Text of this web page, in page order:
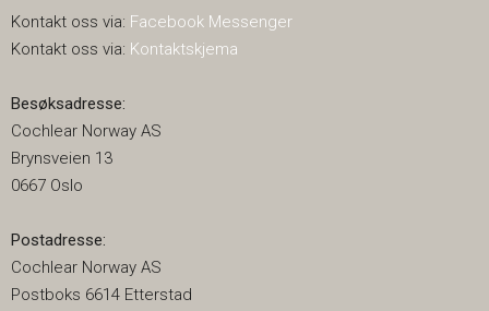
Kontakt oss via: Facebook Messenger
Kontakt oss via: Kontaktskjema
Besøksadresse:
Cochlear Norway AS
Brynsveien 13
0667 Oslo
Postadresse:
Cochlear Norway AS
Postboks 6614 Etterstad